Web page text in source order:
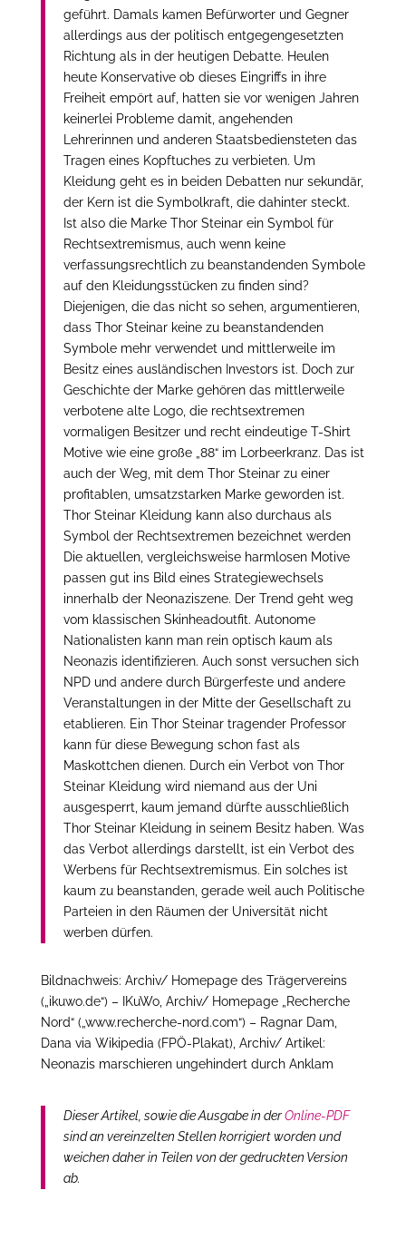
geführt. Damals kamen Befürworter und Gegner
allerdings aus der politisch entgegengesetzten
Richtung als in der heutigen Debatte. Heulen
heute Konservative ob dieses Eingriffs in ihre
Freiheit empört auf, hatten sie vor wenigen Jahren
keinerlei Probleme damit, angehenden
Lehrerinnen und anderen Staatsbediensteten das
Tragen eines Kopftuches zu verbieten. Um
Kleidung geht es in beiden Debatten nur sekundär,
der Kern ist die Symbolkraft, die dahinter steckt.
Ist also die Marke Thor Steinar ein Symbol für
Rechtsextremismus, auch wenn keine
verfassungsrechtlich zu beanstandenden Symbole
auf den Kleidungsstücken zu finden sind?
Diejenigen, die das nicht so sehen, argumentieren,
dass Thor Steinar keine zu beanstandenden
Symbole mehr verwendet und mittlerweile im
Besitz eines ausländischen Investors ist. Doch zur
Geschichte der Marke gehören das mittlerweile
verbotene alte Logo, die rechtsextremen
vormaligen Besitzer und recht eindeutige T-Shirt
Motive wie eine große „88“ im Lorbeerkranz. Das ist
auch der Weg, mit dem Thor Steinar zu einer
profitablen, umsatzstarken Marke geworden ist.
Thor Steinar Kleidung kann also durchaus als
Symbol der Rechtsextremen bezeichnet werden
Die aktuellen, vergleichsweise harmlosen Motive
passen gut ins Bild eines Strategiewechsels
innerhalb der Neonaziszene. Der Trend geht weg
vom klassischen Skinheadoutfit. Autonome
Nationalisten kann man rein optisch kaum als
Neonazis identifizieren. Auch sonst versuchen sich
NPD und andere durch Bürgerfeste und andere
Veranstaltungen in der Mitte der Gesellschaft zu
etablieren. Ein Thor Steinar tragender Professor
kann für diese Bewegung schon fast als
Maskottchen dienen. Durch ein Verbot von Thor
Steinar Kleidung wird niemand aus der Uni
ausgesperrt, kaum jemand dürfte ausschließlich
Thor Steinar Kleidung in seinem Besitz haben. Was
das Verbot allerdings darstellt, ist ein Verbot des
Werbens für Rechtsextremismus. Ein solches ist
kaum zu beanstanden, gerade weil auch Politische
Parteien in den Räumen der Universität nicht
werben dürfen.
Bildnachweis: Archiv/ Homepage des Trägervereins
(„ikuwo.de“) – IKuWo, Archiv/ Homepage „Recherche
Nord“ („www.recherche-nord.com“) – Ragnar Dam,
Dana via Wikipedia (FPÖ-Plakat), Archiv/ Artikel:
Neonazis marschieren ungehindert durch Anklam
Dieser Artikel, sowie die Ausgabe in derOnline-PDF
sind an vereinzelten Stellen korrigiert worden und
weichen daher in Teilen von der gedruckten Version
ab.